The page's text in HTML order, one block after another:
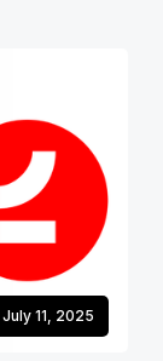
July 11, 2025